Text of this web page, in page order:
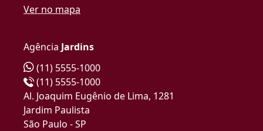
Ver no mapa
Agência Jardins
(11) 5555-1000
(11) 5555-1000
Al. Joaquim Eugênio de Lima, 1281
Jardim Paulista
São Paulo - SP